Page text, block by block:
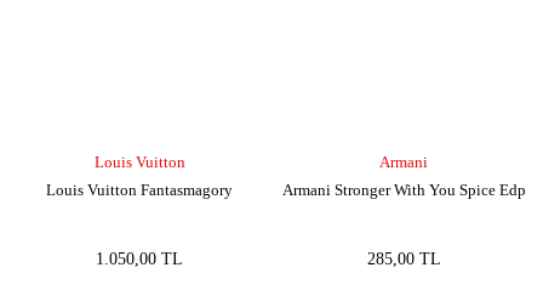
Louis Vuitton
Louis Vuitton Fantasmagory
1.050,00 TL
Armani
Armani Stronger With You Spice Edp
285,00 TL